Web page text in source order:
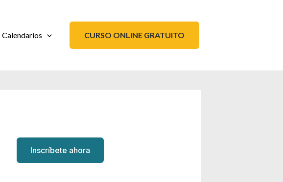
Calendarios CURSO ONLINE GRATUITO
Inscríbete ahora